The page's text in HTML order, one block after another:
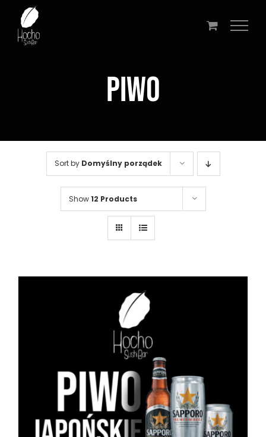
Przejdź
zawartości
PIWO
Sort by Domyślny porządek
Show12 Products
DODAJ DO KOSZYKA / SZCZEGÓŁY